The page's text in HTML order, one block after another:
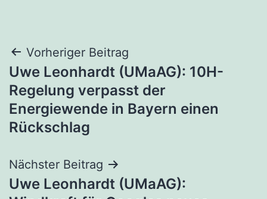
Beitragsnavigation
Vorheriger Beitrag
Uwe Leonhardt (UMaAG): 10H-
Regelung verpasst der
Energiewende in Bayern einen
Rückschlag
Nächster Beitrag
Uwe Leonhardt (UMaAG):